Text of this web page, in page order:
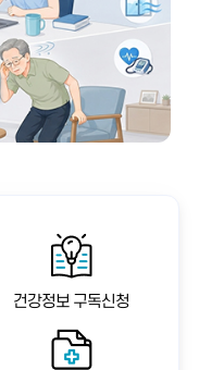
건강정보 구독신청